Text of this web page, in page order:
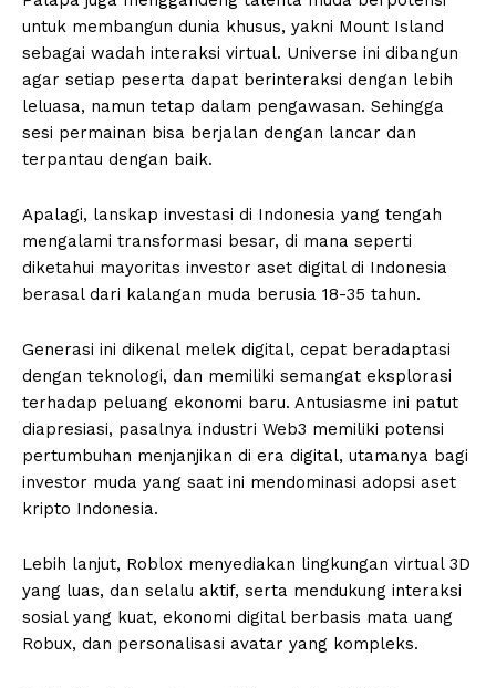
untuk membangun dunia khusus, yakni Mount Island
sebagai wadah interaksi virtual. Universe ini dibangun
agar setiap peserta dapat berinteraksi dengan lebih
leluasa, namun tetap dalam pengawasan. Sehingga
sesi permainan bisa berjalan dengan lancar dan
terpantau dengan baik.
Apalagi, lanskap investasi di Indonesia yang tengah
mengalami transformasi besar, di mana seperti
diketahui mayoritas investor aset digital di Indonesia
berasal dari kalangan muda berusia 18-35 tahun.
Generasi ini dikenal melek digital, cepat beradaptasi
dengan teknologi, dan memiliki semangat eksplorasi
terhadap peluang ekonomi baru. Antusiasme ini patut
diapresiasi, pasalnya industri Web3 memiliki potensi
pertumbuhan menjanjikan di era digital, utamanya bagi
investor muda yang saat ini mendominasi adopsi aset
kripto Indonesia.
Lebih lanjut, Roblox menyediakan lingkungan virtual 3D
yang luas, dan selalu aktif, serta mendukung interaksi
sosial yang kuat, ekonomi digital berbasis mata uang
Robux, dan personalisasi avatar yang kompleks.